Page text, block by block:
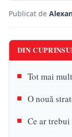
Publicat de
DIN
Tot mai
O nouă
Ce ar